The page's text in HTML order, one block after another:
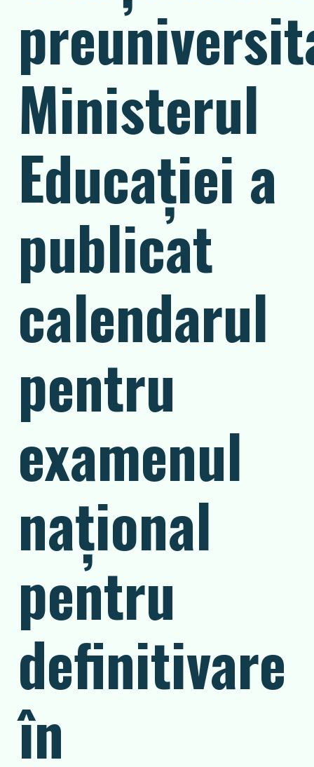
Ministerul
Educaţiei a
publicat
calendarul
pentru
examenul
naţional
pentru
definitivare
în